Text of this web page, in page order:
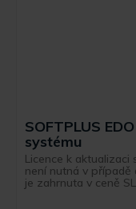
SOFTPLUS
systému
Licence k aktualizaci
není nutná v případě
je zahrnuta v ceně